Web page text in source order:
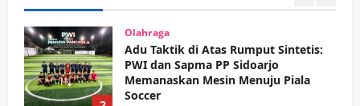
2
Adu Taktik di Atas Rumput Sintetis:
PWI dan Sapma PP Sidoarjo
Memanaskan Mesin Menuju Piala
Soccer
wartanusa 5 Agustus 2026
Ekonomi